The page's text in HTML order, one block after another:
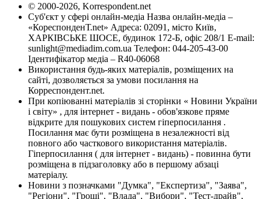
© 2000-2026, Korrespondent.net
Суб'єкт у сфері онлайн-медіа Назва онлайн-медіа –
«КореспонденТ.net» Адреса: 02091, місто Київ,
ХАРКІВСЬКЕ ШОСЕ, будинок 172-Б, офіс 208/1 E-mail:
sunlight@mediadim.com.ua Телефон: 044-205-43-00
Ідентифікатор медіа – R40-06068
Використання будь-яких матеріалів, розміщених на
сайті, дозволяється за умови посилання на
Корреспондент.net.
При копіюванні матеріалів зі сторінки « Новини України
і світу» , для інтернет - видань - обов'язкове пряме
відкрите для пошукових систем гіперпосилання .
Посилання має бути розміщена в незалежності від
повного або часткового використання матеріалів.
Гіперпосилання ( для інтернет - видань) - повинна бути
розміщена в підзаголовку або в першому абзаці
матеріалу.
Новини з позначками "Думка", "Експертиза", "Заява",
"Регіони", "Гроші", "Влада", "Вибори", "Тест-драйв",